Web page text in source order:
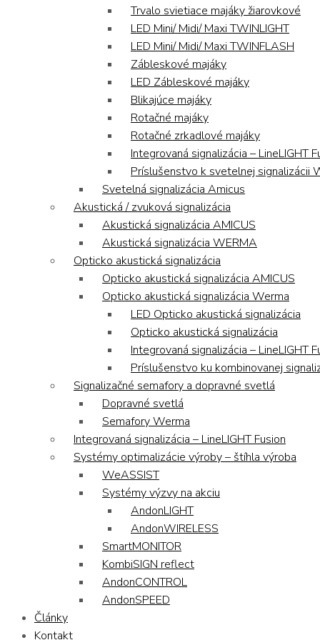
Trvalo svietiace majáky žiarovkové
LED Mini/ Midi/ Maxi TWINLIGHT
LED Mini/ Midi/ Maxi TWINFLASH
Zábleskové majáky
LED Zábleskové majáky
Blikajúce majáky
Rotačné majáky
Rotačné zrkadlové majáky
Integrovaná signalizácia – LineLIGHT
Príslušenstvo k svetelnej signalizácii
Svetelná signalizácia Amicus
Akustická / zvuková signalizácia
Akustická signalizácia AMICUS
Akustická signalizácia WERMA
Opticko akustická signalizácia
Opticko akustická signalizácia AMICUS
Opticko akustická signalizácia Werma
LED Opticko akustická signalizácia
Opticko akustická signalizácia
Integrovaná signalizácia – LineLIGHT
Príslušenstvo ku kombinovanej
Signalizačné semafory a dopravné svetlá
Dopravné svetlá
Semafory Werma
Integrovaná signalizácia – LineLIGHT Fusion
Systémy optimalizácie výroby – štíhla výroba
WeASSIST
Systémy výzvy na akciu
AndonLIGHT
AndonWIRELESS
SmartMONITOR
KombiSIGN reflect
AndonCONTROL
AndonSPEED
Články
Kontakt